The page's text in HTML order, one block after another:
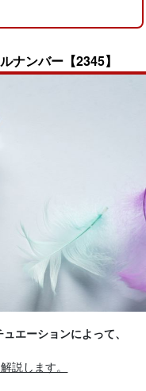
ナンバー【2345】
エーションによって、
説します。